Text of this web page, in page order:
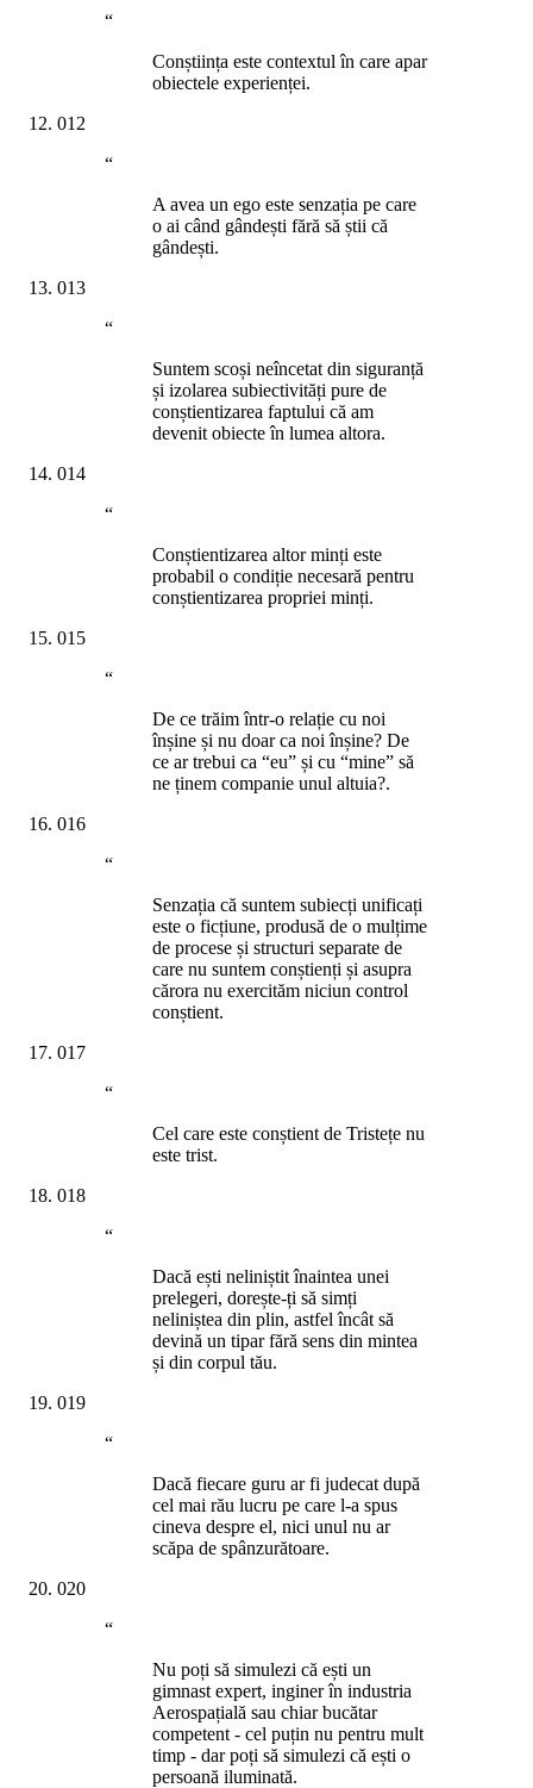
“
Conștiința este contextul în care apar
obiectele experienței.
012
“
A avea un ego este senzația pe care
o ai când gândești fără să știi că
gândești.
013
“
Suntem scoși neîncetat din siguranță
și izolarea subiectivități pure de
conștientizarea faptului că am
devenit obiecte în lumea altora.
014
“
Conștientizarea altor minți este
probabil o condiție necesară pentru
conștientizarea propriei minți.
015
“
De ce trăim într-o relație cu noi
înșine și nu doar ca noi înșine? De
ce ar trebui ca “eu” și cu “mine” să
ne ținem companie unul altuia?.
016
“
Senzația că suntem subiecți unificați
este o ficțiune, produsă de o mulțime
de procese și structuri separate de
care nu suntem conștienți și asupra
cărora nu exercităm niciun control
conștient.
017
“
Cel care este conștient de Tristețe nu
este trist.
018
“
Dacă ești neliniștit înaintea unei
prelegeri, dorește-ți să simți
neliniștea din plin, astfel încât să
devină un tipar fără sens din mintea
și din corpul tău.
019
“
Dacă fiecare guru ar fi judecat după
cel mai rău lucru pe care l-a spus
cineva despre el, nici unul nu ar
scăpa de spânzurătoare.
020
“
Nu poți să simulezi că ești un
gimnast expert, inginer în industria
Aerospațială sau chiar bucătar
competent - cel puțin nu pentru mult
timp - dar poți să simulezi că ești o
persoană iluminată.